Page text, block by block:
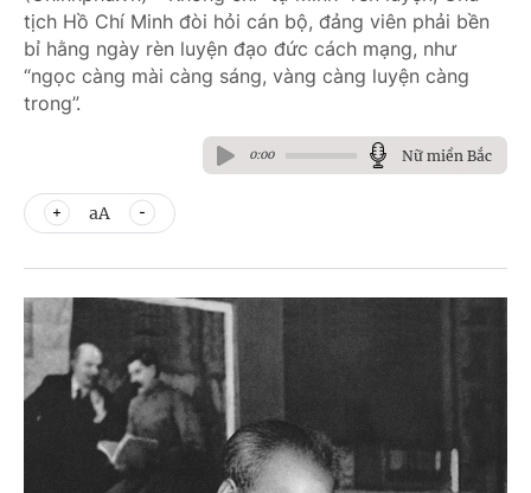
tịch Hồ Chí Minh đòi hỏi cán bộ, đảng viên phải bền
bỉ hằng ngày rèn luyện đạo đức cách mạng, như
“ngọc càng mài càng sáng, vàng càng luyện càng
trong”.
0:00 Nữ miền Bắc
aA